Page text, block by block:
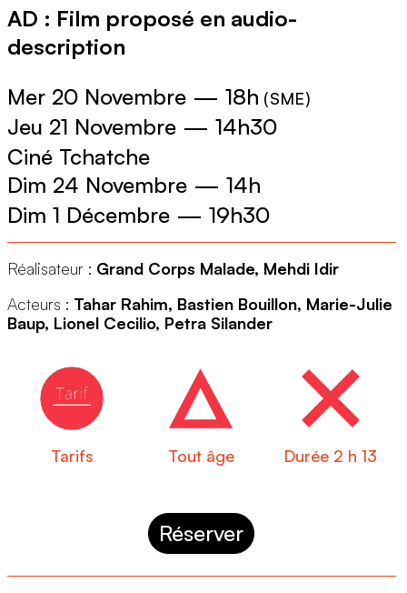
AD : Film proposé en audio-
description
Mer 20 Novembre — 18h (SME)
Jeu 21 Novembre — 14h30
Ciné Tchatche
Dim 24 Novembre — 14h
Dim 1 Décembre — 19h30
Réalisateur : Grand Corps Malade, Mehdi Idir
Acteurs : Tahar Rahim, Bastien Bouillon, Marie-Julie
Baup, Lionel Cecilio, Petra Silander
Tarifs Tout âge Durée 2 h 13
Réserver